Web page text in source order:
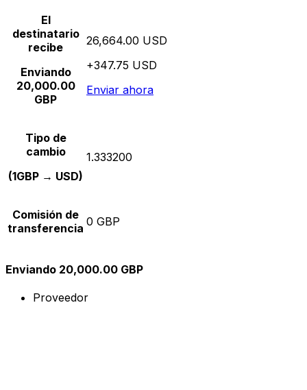
El
destinatario
recibe
Enviando
20,000.00
GBP
26,664.00 USD
+347.75 USD
Enviar ahora
Tipo de
cambio
(1GBP → USD)
1.333200
Comisión de
transferencia 0 GBP
Enviando 20,000.00 GBP
Proveedor